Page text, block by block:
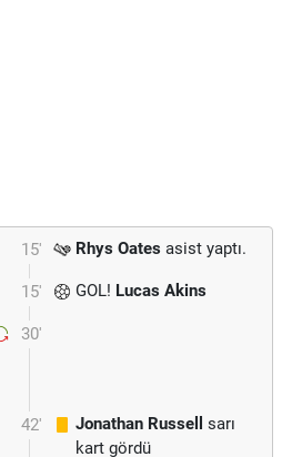
15' Rhys Oates asist yaptı.
15' GOL! Lucas Akins
30'
42' Jonathan Russell
sarı
kart gördü